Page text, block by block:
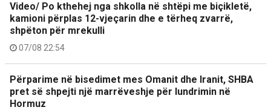
Video/ Po kthehej nga shkolla në shtëpi me biçikletë,
kamioni përplas 12-vjeçarin dhe e tërheq zvarrë,
shpëton për mrekulli
07/08 22:54
Përparime në bisedimet mes Omanit dhe Iranit, SHBA
pret së shpejti një marrëveshje për lundrimin në
Hormuz